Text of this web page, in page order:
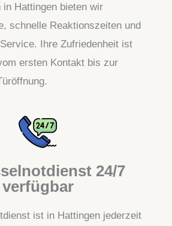
in Hattingen bieten wir
schnelle Reaktionszeiten und
Ihre Zufriedenheit ist
ersten Kontakt bis zur
24/7
verfügbar
ist in Hattingen jederzeit